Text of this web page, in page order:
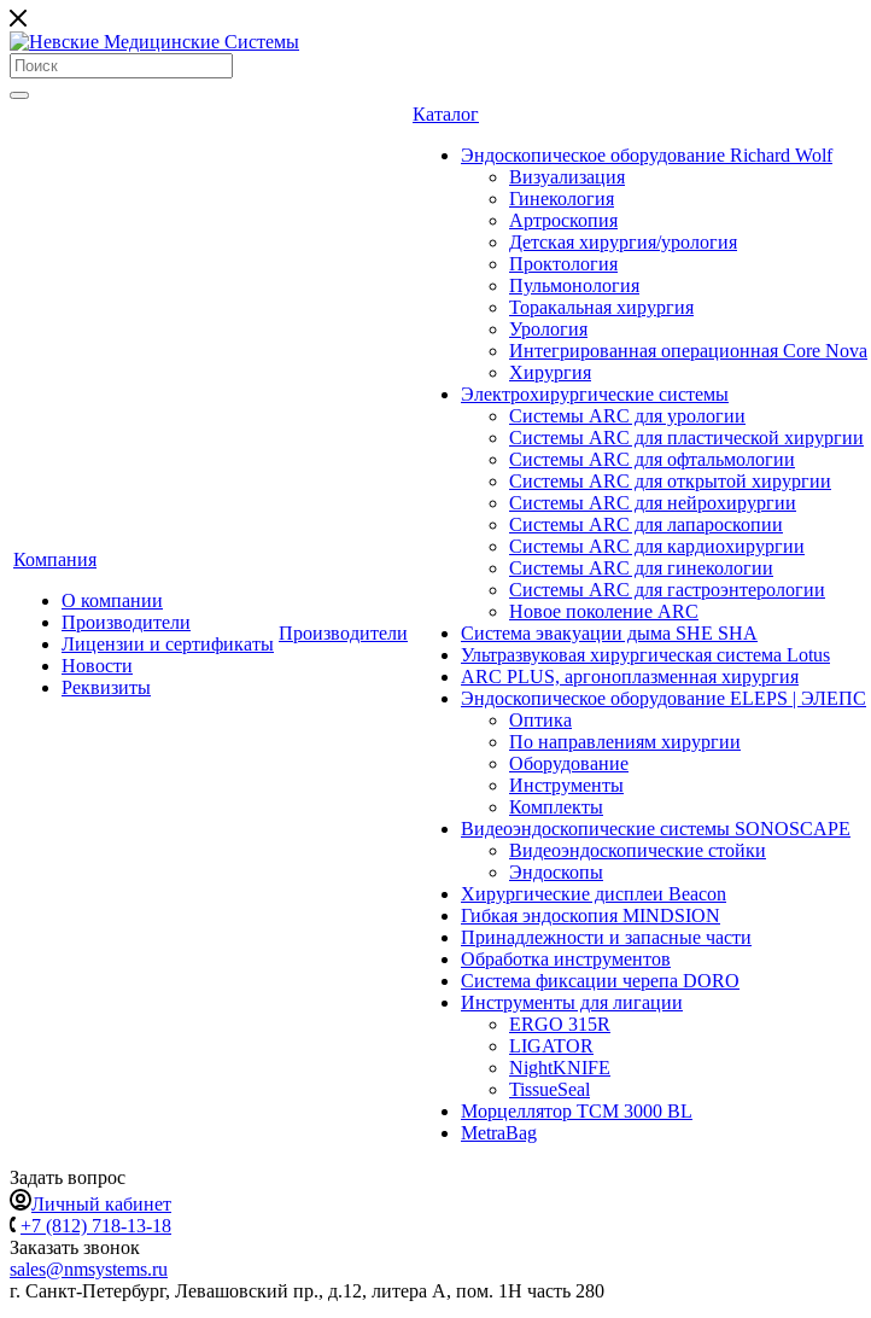
Компания
О компании
Производители
Лицензии и сертификаты
Новости
Реквизиты
Производители
Каталог
Эндоскопическое оборудование Richard Wolf
Визуализация
Гинекология
Артроскопия
Детская хирургия/урология
Проктология
Пульмонология
Торакальная хирургия
Урология
Интегрированная операционная Core Nova
Хирургия
Электрохирургические системы
Системы ARC для урологии
Системы ARC для пластической хирургии
Системы ARC для офтальмологии
Системы ARC для открытой хирургии
Системы ARC для нейрохирургии
Системы ARC для лапароскопии
Системы ARC для кардиохирургии
Системы ARC для гинекологии
Системы ARC для гастроэнтерологии
Новое поколение ARC
Система эвакуации дыма SHE SHA
Ультразвуковая хирургическая система Lotus
ARC PLUS, аргоноплазменная хирургия
Эндоскопическое оборудование ELEPS | ЭЛЕПС
Оптика
По направлениям хирургии
Оборудование
Инструменты
Комплекты
Видеоэндоскопические системы SONOSCAPE
Видеоэндоскопические стойки
Эндоскопы
Хирургические дисплеи Beacon
Гибкая эндоскопия MINDSION
Принадлежности и запасные части
Обработка инструментов
Система фиксации черепа DORO
Инструменты для лигации
ERGO 315R
LIGATOR
NightKNIFE
TissueSeal
Морцеллятор ТСМ 3000 BL
MetraBag
Задать вопрос
Личный кабинет
+7 (812) 718-13-18
Заказать звонок
sales@nmsystems.ru
г. Санкт-Петербург, Левашовский пр., д.12, литера А, пом. 1Н часть 280